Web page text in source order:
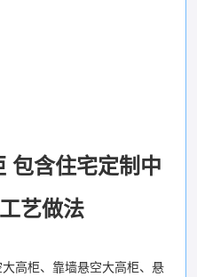
包含住宅定制中
艺做法
高柜、靠墙悬空大高柜、悬